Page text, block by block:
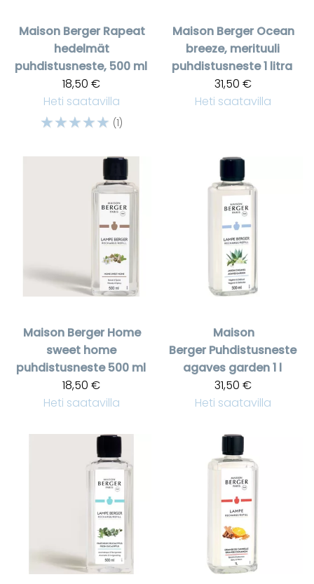
Maison Berger Rapeat
hedelmät
puhdistusneste, 500 ml
18,50 €
Heti saatavilla
☆☆☆☆☆ (1)
Maison Berger Ocean
breeze, merituuli
puhdistusneste 1 litra
31,50 €
Heti saatavilla
Maison Berger Home
sweet home
puhdistusneste 500 ml
18,50 €
Heti saatavilla
Maison
Berger Puhdistusneste
agaves garden 1 l
31,50 €
Heti saatavilla